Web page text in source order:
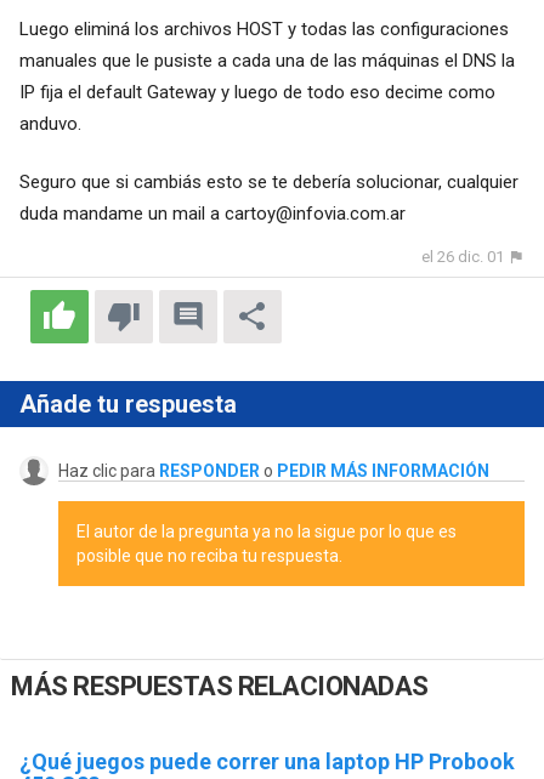
Luego eliminá los archivos HOST y todas las configuraciones
manuales que le pusiste a cada una de las máquinas el DNS la
IP fija el default Gateway y luego de todo eso decime como
anduvo.
Seguro que si cambiás esto se te debería solucionar, cualquier
duda mandame un mail a cartoy@infovia.com.ar
el 26 dic. 01
Añade tu respuesta
Haz clic para RESPONDER o PEDIR MÁS INFORMACIÓN
El autor de la pregunta ya no la sigue por lo que es
posible que no reciba tu respuesta.
MÁS RESPUESTAS RELACIONADAS
¿Qué juegos puede correr una laptop HP Probook